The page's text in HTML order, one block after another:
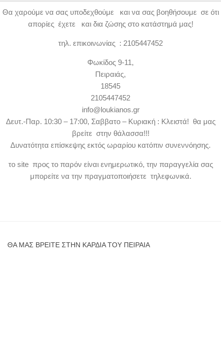
Θα χαρούμε να σας υποδεχθούμε και να σας βοηθήσουμε σε ότι
απορίες έχετε και δια ζώσης στο κατάστημά μας!
τηλ. επικοινωνίας : 2105447452
Φωκίδος 9-11,
Πειραιάς,
18545
2105447452
info@loukianos.gr
Δευτ.-Παρ. 10:30 – 17:00, Σαββατο – Κυριακή : Κλειστά! θα μας
βρείτε στην θάλασσα!!!
Δυνατότητα επίσκεψης εκτός ωραρίου κατόπιν συνεννόησης.
το site προς το παρόν είναι ενημερωτικό, την παραγγελία σας
μπορείτε να την πραγματοποιήσετε τηλεφωνικά.
ΘΑ ΜΑΣ ΒΡΕΊΤΕ ΣΤΗΝ ΚΑΡΔΙΆ ΤΟΥ ΠΕΙΡΑΙΆ